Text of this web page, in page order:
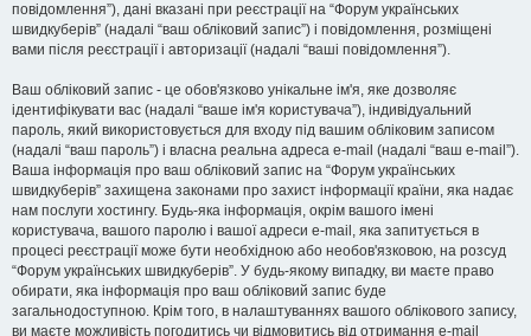
повідомлення”), дані вказані при реєстрації на “Форум українських
швидкуберів” (надалі “ваш обліковий запис”) і повідомлення, розміщені
вами після реєстрації і авторизації (надалі “ваші повідомлення”).
Ваш обліковий запис - це обов'язково унікальне ім'я, яке дозволяє
ідентифікувати вас (надалі “ваше ім'я користувача”), індивідуальний
пароль, який використовується для входу під вашим обліковим записом
(надалі “ваш пароль”) і власна реальна адреса e-mail (надалі “ваш e-mail”).
Ваша інформація про ваш обліковий запис на “Форум українських
швидкуберів” захищена законами про захист інформації країни, яка надає
нам послуги хостингу. Будь-яка інформація, окрім вашого імені
користувача, вашого паролю і вашої адреси e-mail, яка запитується в
процесі реєстрації може бути необхідною або необов'язковою, на розсуд
“Форум українських швидкуберів”. У будь-якому випадку, ви маєте право
обирати, яка інформація про ваш обліковий запис буде
загальнодоступною. Крім того, в налаштуваннях вашого облікового запису,
ви маєте можливість погодитись чи відмовитись від отримання e-mail